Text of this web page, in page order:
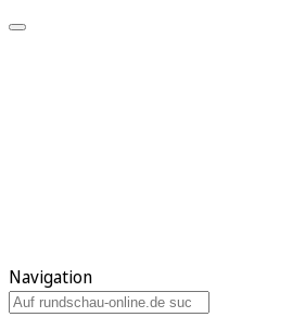
Navigation